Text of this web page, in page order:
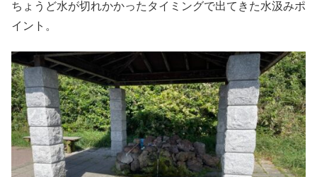
ちょうど水が切れかかったタイミングで出てきた水汲みポ
イント。